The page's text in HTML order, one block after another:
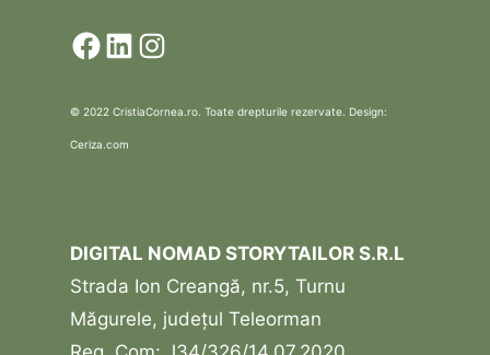
Facebook
LinkedIn
© 2022 CristiaCornea.ro. Toate drepturile rezervate. Design:
Ceriza.com
DIGITAL NOMAD STORYTAILOR S.R.L
Strada Ion Creangă, nr.5, Turnu
Măgurele, județul Teleorman